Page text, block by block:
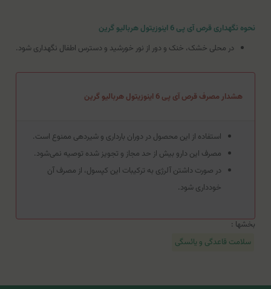
نحوه نگهداری قرص آی پی 6 اینوزیتول هربالیو گرین
در محلی خشک، خنک و دور از نور خورشید و دسترس اطفال نگهداری شود.
هشدار مصرف قرص آی پی 6 اینوزیتول هربالیو گرین
استفاده از این محصول در دوران بارداری و شیردهی ممنوع است.
مصرف این دارو بیش از حد مجاز و تجویز شده توصیه نمی‌شود.
در صورت داشتن آلرژی به ترکیبات این کپسول، از مصرف آن
خودداری شود.
بخشها :
سلامت قاعدگی و یائسگی